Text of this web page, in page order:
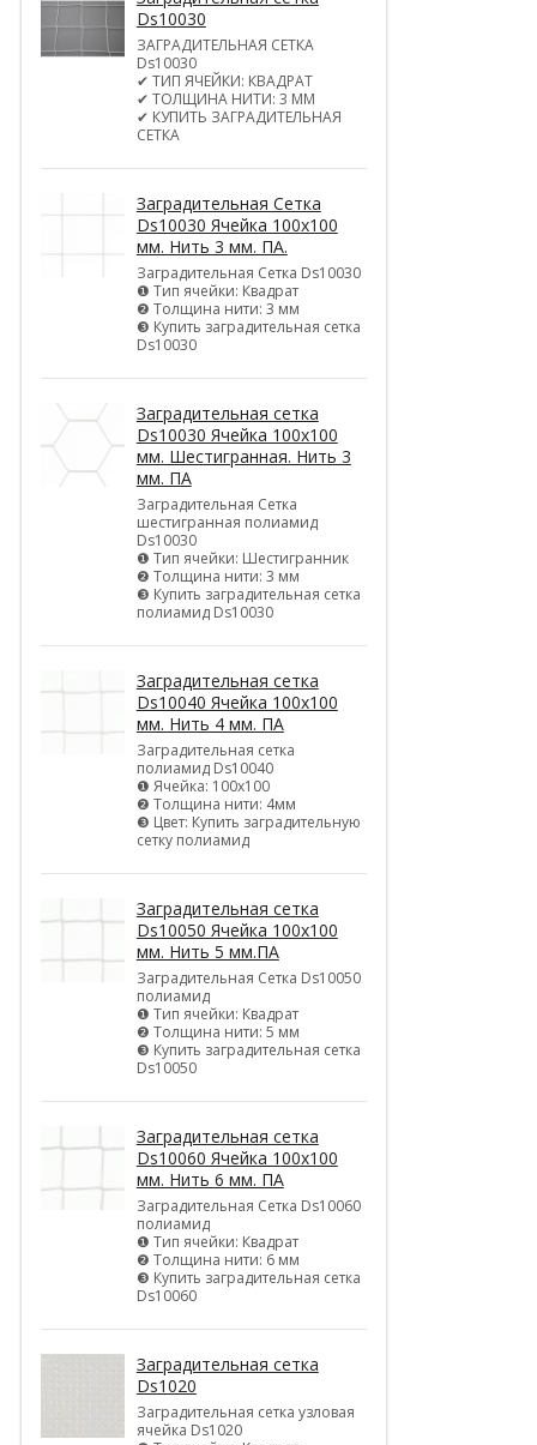
Ds10030
ЗАГРАДИТЕЛЬНАЯ СЕТКА
Ds10030
✔ ТИП ЯЧЕЙКИ: КВАДРАТ
✔ ТОЛЩИНА НИТИ: 3 ММ
✔ КУПИТЬ ЗАГРАДИТЕЛЬНАЯ
СЕТКА
Заградительная Сетка
Ds10030 Ячейка 100х100
мм. Нить 3 мм. ПА.
Заградительная Сетка Ds10030
❶ Тип ячейки: Квадрат
❷ Толщина нити: 3 мм
❸ Купить заградительная сетка
Ds10030
Заградительная сетка
Ds10030 Ячейка 100х100
мм. Шестигранная. Нить 3
мм. ПА
Заградительная Сетка
шестигранная полиамид
Ds10030
❶ Тип ячейки: Шестигранник
❷ Толщина нити: 3 мм
❸ Купить заградительная сетка
полиамид Ds10030
Заградительная сетка
Ds10040 Ячейка 100х100
мм. Нить 4 мм. ПА
Заградительная сетка
полиамид Ds10040
❶ Ячейка: 100х100
❷ Толщина нити: 4мм
❸ Цвет: Купить заградительную
сетку полиамид
Заградительная сетка
Ds10050 Ячейка 100х100
мм. Нить 5 мм.ПА
Заградительная Сетка Ds10050
полиамид
❶ Тип ячейки: Квадрат
❷ Толщина нити: 5 мм
❸ Купить заградительная сетка
Ds10050
Заградительная сетка
Ds10060 Ячейка 100х100
мм. Нить 6 мм. ПА
Заградительная Сетка Ds10060
полиамид
❶ Тип ячейки: Квадрат
❷ Толщина нити: 6 мм
❸ Купить заградительная сетка
Ds10060
Заградительная сетка
Ds1020
Заградительная сетка узловая
ячейка Ds1020